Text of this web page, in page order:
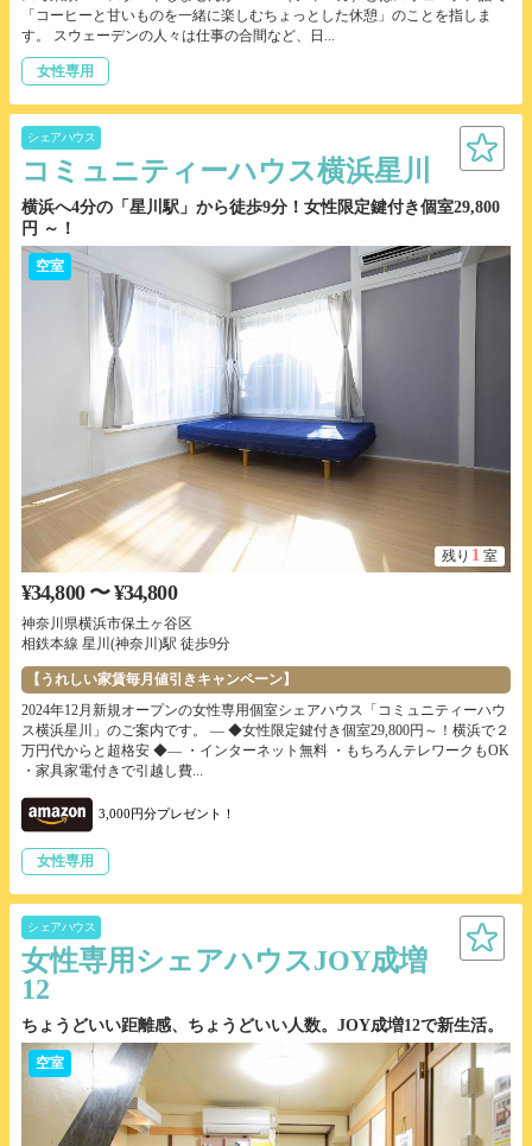
「コーヒーと甘いものを一緒に楽しむちょっとした休憩」のことを指しま
す。 スウェーデンの人々は仕事の合間など、日...
女性専用
シェアハウス
コミュニティーハウス横浜星川
横浜へ4分の「星川駅」から徒歩9分！女性限定鍵付き個室29,800
円 ～！
空室
残り 1 室
¥34,800 〜 ¥34,800
神奈川県横浜市保土ヶ谷区
相鉄本線 星川(神奈川)駅 徒歩9分
【うれしい家賃毎月値引きキャンペーン】
2024年12月新規オープンの女性専用個室シェアハウス「コミュニティーハウ
ス横浜星川」のご案内です。 ― ◆女性限定鍵付き個室29,800円～！横浜で２
万円代からと超格安 ◆― ・インターネット無料 ・もちろんテレワークもOK
・家具家電付きで引越し費...
3,000円分プレゼント！
女性専用
シェアハウス
女性専用シェアハウスJOY成増
12
ちょうどいい距離感、ちょうどいい人数。JOY成増12で新生活。
空室